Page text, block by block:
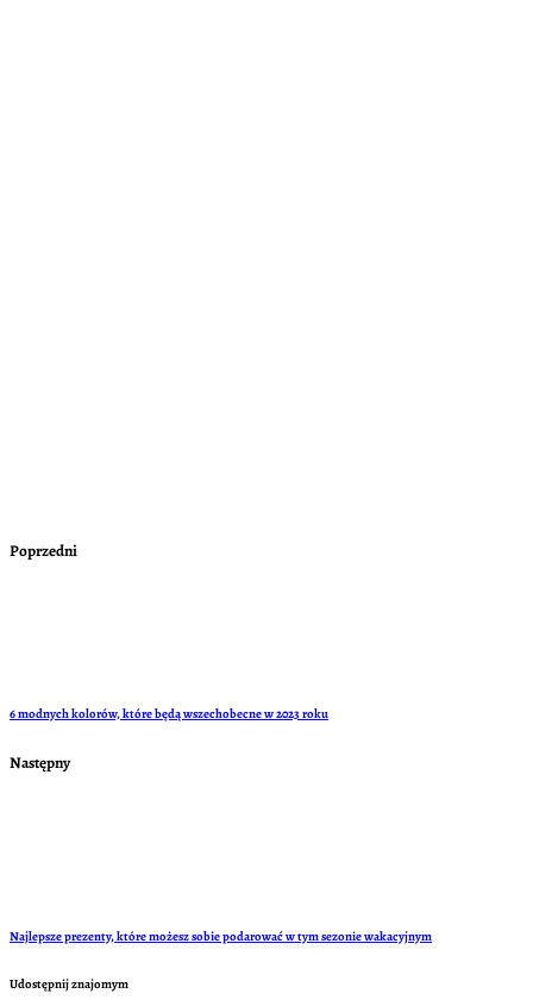
Poprzedni
6 modnych kolorów, które będą wszechobecne w 2023 roku
Następny
Najlepsze prezenty, które możesz sobie podarować w tym sezonie wakacyjnym
Udostępnij znajomym